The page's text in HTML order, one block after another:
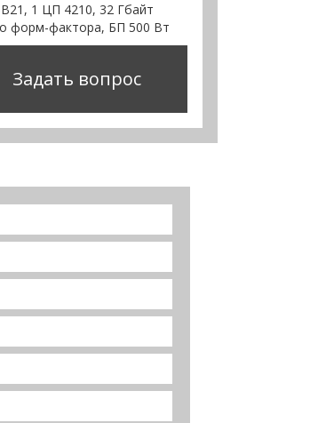
1 ЦП 4210, 32 Гбайт
форм-фактора, БП 500 Вт
Задать вопрос